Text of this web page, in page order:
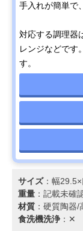
手入れが簡単で
対応する調理器
レンジなどです
す。
サイズ：幅
重量 ：記載未確
材質 ：硬質陶器
食洗機洗浄 ：✕